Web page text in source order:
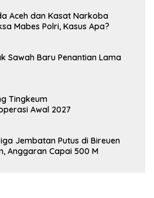
Aceh dan Kasat Narkoba
Mabes Polri, Kasus Apa?
Sawah Baru Penantian Lama
Tingkeum
Awal 2027
Jembatan Putus di Bireuen
Anggaran Capai 500 M